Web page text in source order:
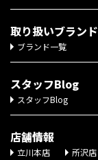
取り扱いブランド
ブランド一覧
スタッフBlog
スタッフBlog
店舗情報
立川本店 所沢店